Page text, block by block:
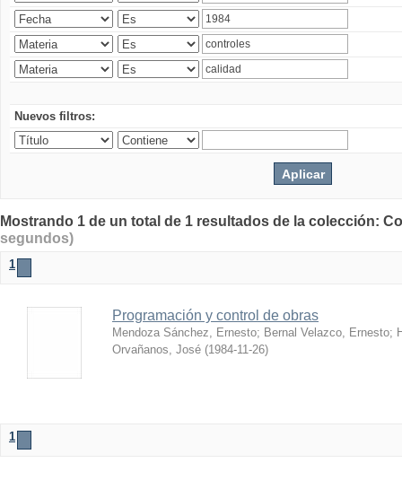
Nuevos filtros:
Mostrando 1 de un total de 1 resultados de la colección:
segundos)
1
Programación y control de obras
Mendoza Sánchez, Ernesto; Bernal Velazco, Ernesto;
Orvañanos, José (1984-11-26)
1